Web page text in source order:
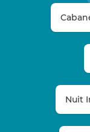
Nuit